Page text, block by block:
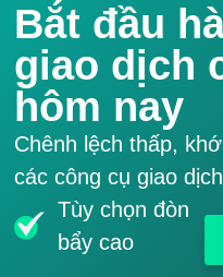
Bắt đầu
giao dịch
hôm nay
Chênh lệch thấp,
các công cụ giao
Tùy chọn đòn
bẩy cao